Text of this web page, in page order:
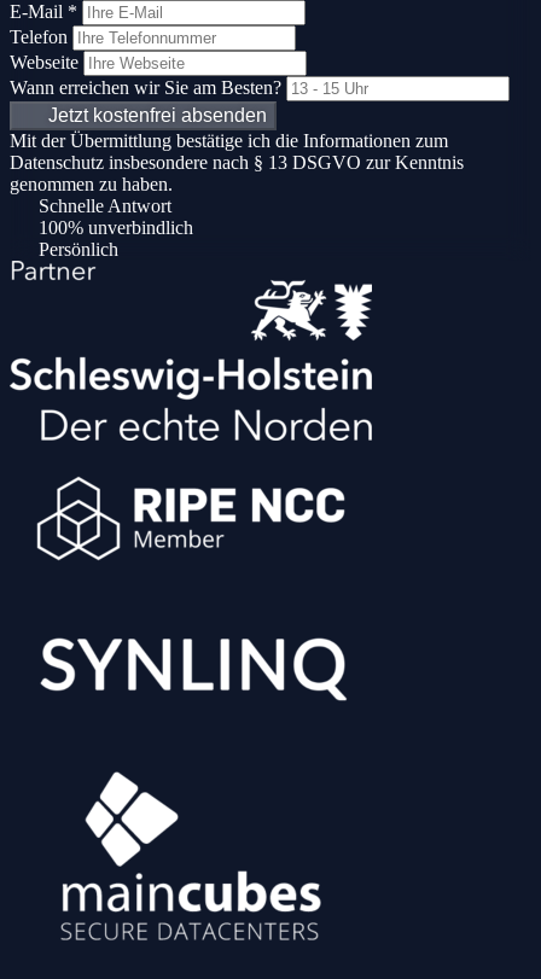
E-Mail *
Telefon
Webseite
Wann erreichen wir Sie am Besten?
Jetzt kostenfrei absenden
Mit der Übermittlung bestätige ich die Informationen zum
Datenschutz insbesondere nach § 13 DSGVO zur Kenntnis
genommen zu haben.
Schnelle Antwort
100% unverbindlich
Persönlich